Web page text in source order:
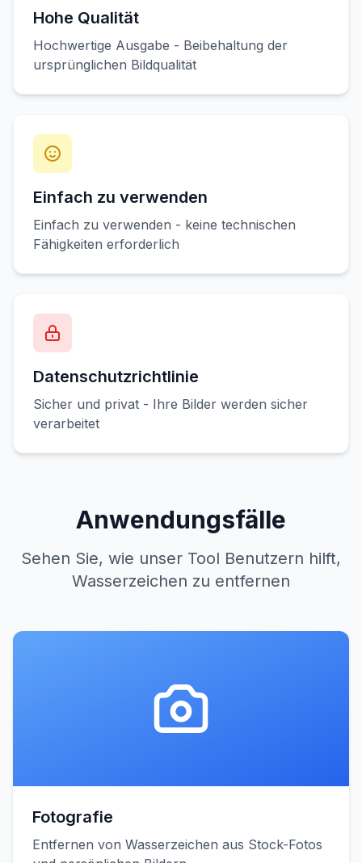
Hohe Qualität
Hochwertige Ausgabe - Beibehaltung der
ursprünglichen Bildqualität
Einfach zu verwenden
Einfach zu verwenden - keine technischen
Fähigkeiten erforderlich
Datenschutzrichtlinie
Sicher und privat - Ihre Bilder werden sicher
verarbeitet
Anwendungsfälle
Sehen Sie, wie unser Tool Benutzern hilft,
Wasserzeichen zu entfernen
Fotografie
Entfernen von Wasserzeichen aus Stock-Fotos